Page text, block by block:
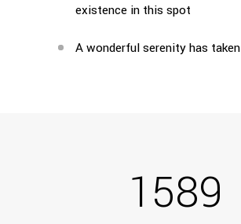
existence in this spot
A wonderful serenity has taken
1589